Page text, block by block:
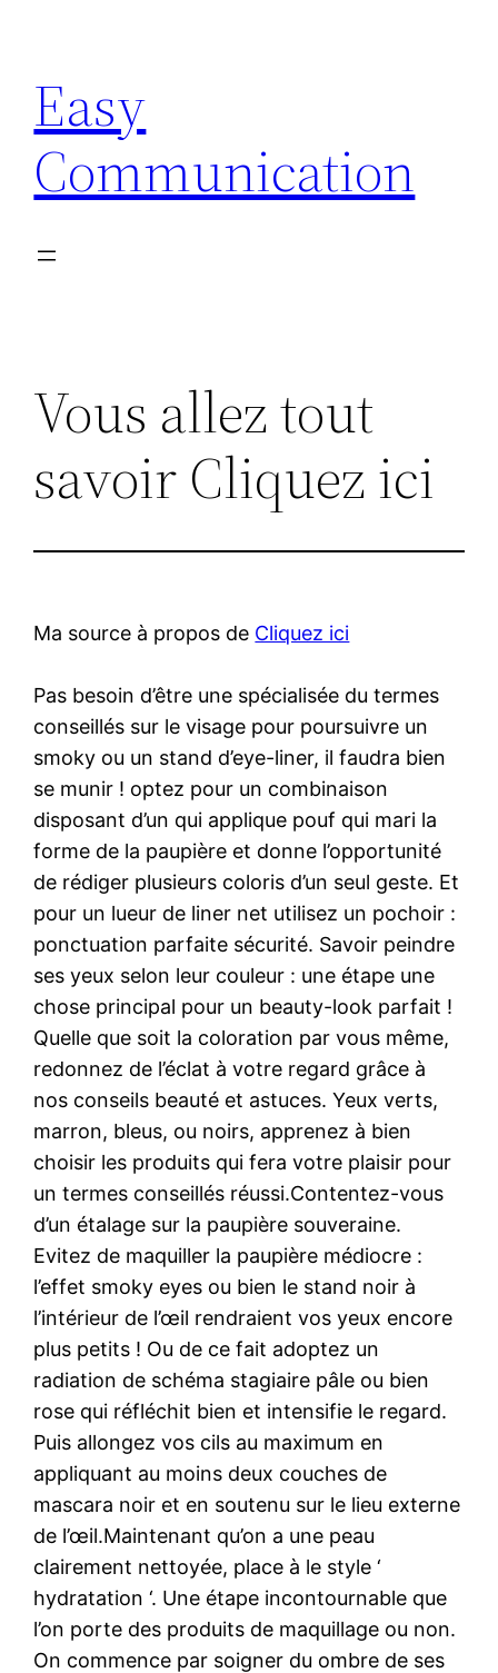
contenu
Easy
Communication
Vous allez tout
savoir Cliquez ici
Ma source à propos de Cliquez ici
Pas besoin d’être une spécialisée du termes
conseillés sur le visage pour poursuivre un
smoky ou un stand d’eye-liner, il faudra bien
se munir ! optez pour un combinaison
disposant d’un qui applique pouf qui mari la
forme de la paupière et donne l’opportunité
de rédiger plusieurs coloris d’un seul geste. Et
pour un lueur de liner net utilisez un pochoir :
ponctuation parfaite sécurité. Savoir peindre
ses yeux selon leur couleur : une étape une
chose principal pour un beauty-look parfait !
Quelle que soit la coloration par vous même,
redonnez de l’éclat à votre regard grâce à
nos conseils beauté et astuces. Yeux verts,
marron, bleus, ou noirs, apprenez à bien
choisir les produits qui fera votre plaisir pour
un termes conseillés réussi.Contentez-vous
d’un étalage sur la paupière souveraine.
Evitez de maquiller la paupière médiocre :
l’effet smoky eyes ou bien le stand noir à
l’intérieur de l’œil rendraient vos yeux encore
plus petits ! Ou de ce fait adoptez un
radiation de schéma stagiaire pâle ou bien
rose qui réfléchit bien et intensifie le regard.
Puis allongez vos cils au maximum en
appliquant au moins deux couches de
mascara noir et en soutenu sur le lieu externe
de l’œil.Maintenant qu’on a une peau
clairement nettoyée, place à le style ‘
hydratation ‘. Une étape incontournable que
l’on porte des produits de maquillage ou non.
On commence par soigner du ombre de ses